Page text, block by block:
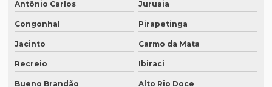
Preço lauda tradução
Preço revisão tradução
Preço tabela tradução inglês
Preço para tradução
Antônio Carlos Juruaia
Congonhal Pirapetinga
Jacinto Carmo da Mata
Recreio Ibiraci
Bueno Brandão Alto Rio Doce